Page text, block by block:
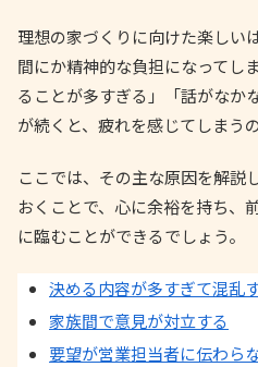
理想の家づくりに向けた楽しい
間にか精神的な負担になってし
ることが多すぎる」「話がなか
が続くと、疲れを感じてしまう
ここでは、その主な原因を解説
おくことで、心に余裕を持ち、
に臨むことができるでしょう。
決める内容が多すぎて混乱
家族間で意見が対立する
要望が営業担当者に伝わら